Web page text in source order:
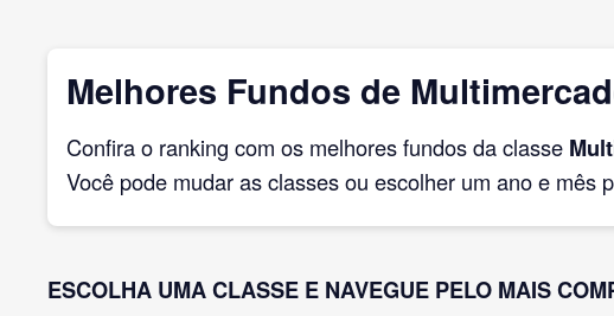
Melhores Fundos de
Confira o ranking com os melhores fundos da classe
Você pode mudar as classes ou escolher um ano e mês
ESCOLHA UMA CLASSE E NAVEGUE PELO MAIS